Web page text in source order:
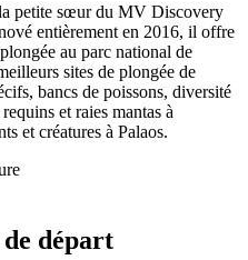
petite sœur du MV Discovery
entièrement en 2016, il offre
au parc national de
sites de plongée de
bancs de poissons, diversité
et raies mantas à
et créatures à Palaos.
départ